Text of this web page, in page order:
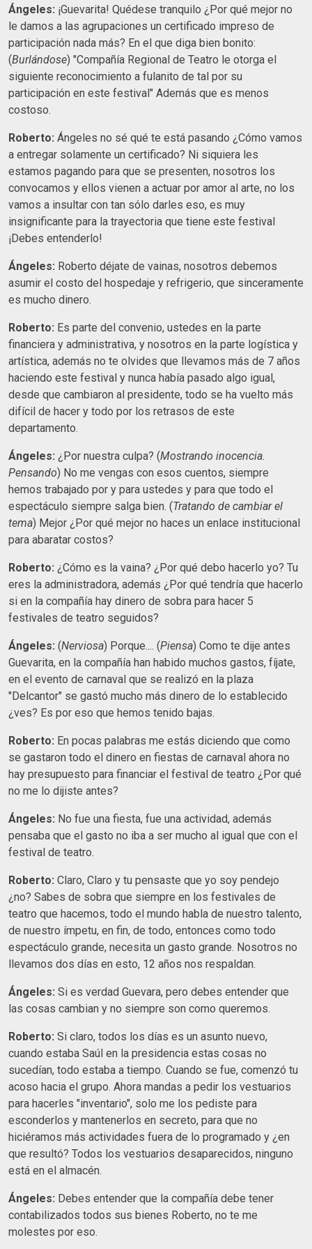
Ángeles: ¡Guevarita! Quédese tranquilo ¿Por qué mejor no
le damos a las agrupaciones un certificado impreso de
participación nada más? En el que diga bien bonito:
(Burlándose) "Compañía Regional de Teatro le otorga el
siguiente reconocimiento a fulanito de tal por su
participación en este festival" Además que es menos
costoso.
Roberto: Ángeles no sé qué te está pasando ¿Cómo vamos
a entregar solamente un certificado? Ni siquiera les
estamos pagando para que se presenten, nosotros los
convocamos y ellos vienen a actuar por amor al arte, no los
vamos a insultar con tan sólo darles eso, es muy
insignificante para la trayectoria que tiene este festival
¡Debes entenderlo!
Ángeles: Roberto déjate de vainas, nosotros debemos
asumir el costo del hospedaje y refrigerio, que sinceramente
es mucho dinero.
Roberto: Es parte del convenio, ustedes en la parte
financiera y administrativa, y nosotros en la parte logística y
artística, además no te olvides que llevamos más de 7 años
haciendo este festival y nunca había pasado algo igual,
desde que cambiaron al presidente, todo se ha vuelto más
difícil de hacer y todo por los retrasos de este
departamento.
Ángeles: ¿Por nuestra culpa? (Mostrando inocencia.
Pensando) No me vengas con esos cuentos, siempre
hemos trabajado por y para ustedes y para que todo el
espectáculo siempre salga bien. (Tratando de cambiar el
tema) Mejor ¿Por qué mejor no haces un enlace institucional
para abaratar costos?
Roberto: ¿Cómo es la vaina? ¿Por qué debo hacerlo yo? Tu
eres la administradora, además ¿Por qué tendría que hacerlo
si en la compañía hay dinero de sobra para hacer 5
festivales de teatro seguidos?
Ángeles: (Nerviosa) Porque.... (Piensa) Como te dije antes
Guevarita, en la compañía han habido muchos gastos, fíjate,
en el evento de carnaval que se realizó en la plaza
"Delcantor" se gastó mucho más dinero de lo establecido
¿ves? Es por eso que hemos tenido bajas.
Roberto: En pocas palabras me estás diciendo que como
se gastaron todo el dinero en fiestas de carnaval ahora no
hay presupuesto para financiar el festival de teatro ¿Por qué
no me lo dijiste antes?
Ángeles: No fue una fiesta, fue una actividad, además
pensaba que el gasto no iba a ser mucho al igual que con el
festival de teatro.
Roberto: Claro, Claro y tu pensaste que yo soy pendejo
¿no? Sabes de sobra que siempre en los festivales de
teatro que hacemos, todo el mundo habla de nuestro talento,
de nuestro ímpetu, en fin, de todo, entonces como todo
espectáculo grande, necesita un gasto grande. Nosotros no
llevamos dos días en esto, 12 años nos respaldan.
Ángeles: Si es verdad Guevara, pero debes entender que
las cosas cambian y no siempre son como queremos.
Roberto: Si claro, todos los días es un asunto nuevo,
cuando estaba Saúl en la presidencia estas cosas no
sucedían, todo estaba a tiempo. Cuando se fue, comenzó tu
acoso hacia el grupo. Ahora mandas a pedir los vestuarios
para hacerles "inventario", solo me los pediste para
esconderlos y mantenerlos en secreto, para que no
hiciéramos más actividades fuera de lo programado y ¿en
que resultó? Todos los vestuarios desaparecidos, ninguno
está en el almacén.
Ángeles: Debes entender que la compañía debe tener
contabilizados todos sus bienes Roberto, no te me
molestes por eso.